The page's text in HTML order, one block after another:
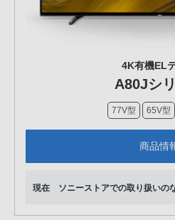
4K有機EL
A80Jシ
77V型 65V型
商品情
現在 ソニーストアでの取り扱いの